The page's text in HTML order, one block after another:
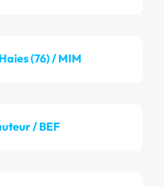
(76) / MIM
/ BEF